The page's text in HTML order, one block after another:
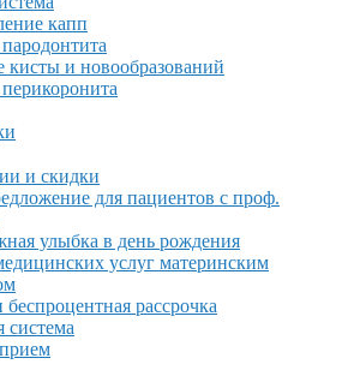
капп
кисты и новообразований
и скидки
для пациентов с проф.
улыбка в день рождения
услуг материнским
рассрочка
система